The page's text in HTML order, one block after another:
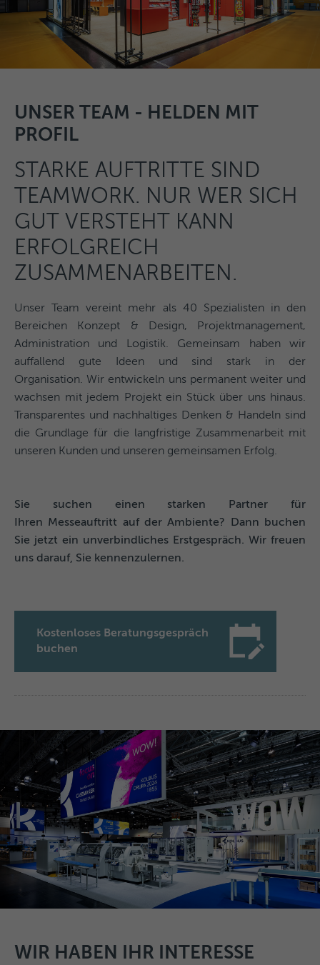
UNSER TEAM - HELDEN MIT
PROFIL
STARKE AUFTRITTE SIND
TEAMWORK. NUR WER SICH
GUT VERSTEHT KANN
ERFOLGREICH
ZUSAMMENARBEITEN.
Unser Team vereint mehr als 40 Spezialisten in den
Bereichen Konzept & Design, Projektmanagement,
Administration und Logistik. Gemeinsam haben wir
auffallend gute Ideen und sind stark in der
Organisation. Wir entwickeln uns permanent weiter und
wachsen mit jedem Projekt ein Stück über uns hinaus.
Transparentes und nachhaltiges Denken & Handeln sind
die Grundlage für die langfristige Zusammenarbeit mit
unseren Kunden und unseren gemeinsamen Erfolg.
Sie suchen einen starken Partner für
Ihren Messeauftritt auf der Ambiente? Dann buchen
Sie jetzt ein unverbindliches Erstgespräch. Wir freuen
uns darauf, Sie kennenzulernen.
Kostenloses Beratungsgespräch
buchen
WIR HABEN IHR INTERESSE